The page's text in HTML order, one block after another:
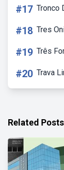
#17 Tronco
#18 Tres
#19 Três
#20 Trava
Related Posts